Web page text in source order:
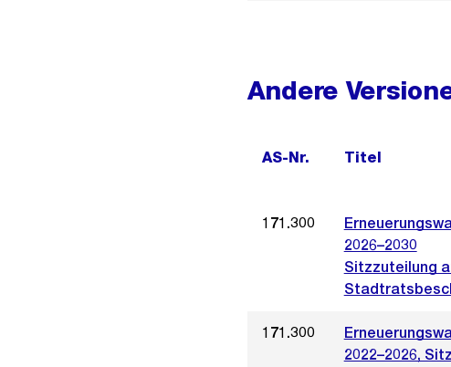
Andere
AS-Nr. Titel
171.300
2026–2030
Sitzzuteilung
171.300
2022–2026,